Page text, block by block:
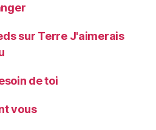
sur Terre J'aimerais
de toi
vous